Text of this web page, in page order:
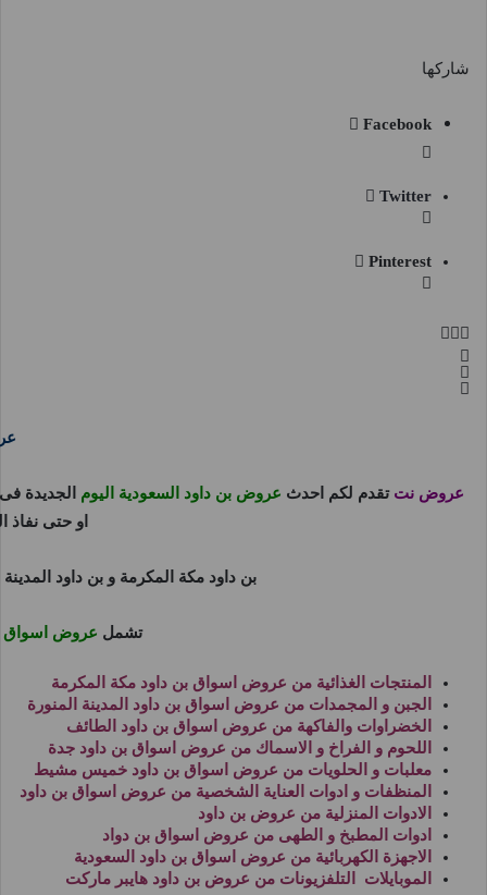
شاركها
Facebook
Twitter
Pinterest
عروض نت تقدم لكم احدث عروض بن داود السعودية اليوم
الجديدة
او حتى نفاذ
بن داود مكة المكرمة و بن داود
تشمل عروض اسواق
المنتجات الغذائية من عروض اسواق بن داود مكة المكرمة
الجبن و المجمدات من عروض اسواق بن داود المدينة المنورة
الخضراوات والفاكهة من عروض اسواق بن داود الطائف
اللحوم و الفراخ و الاسماك من عروض اسواق بن داود جدة
معلبات و الحلويات من عروض اسواق بن داود خميس مشيط
المنظفات و ادوات العناية الشخصية من عروض اسواق بن داود
الادوات المنزلية من عروض بن داود
ادوات المطبخ و الطهى من عروض اسواق بن دواد
الاجهزة الكهربائية من عروض اسواق بن داود السعودية
الموبايلات التلفزيونات من عروض بن داود هايبر ماركت